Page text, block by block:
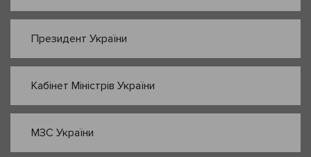
Президент України
Кабінет Міністрів України
МЗС України